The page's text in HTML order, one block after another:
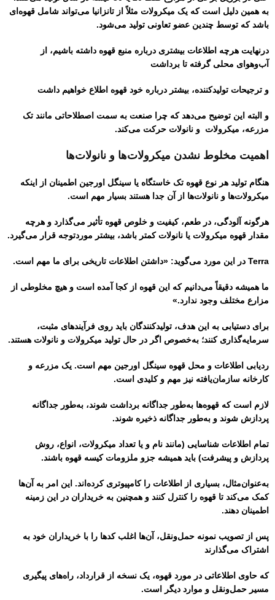
به همین دلیل است که یک میکرولات مثلاً از تانزانیا می‌تواند شامل قهوه‌ای
باشد که توسط چندین عضو تعاونی تولید می‌شود.
درنهایت هرچه اطلاعات بیشتری درباره منبع قهوه داشته باشیم، از
آب‌وهوای محلی گرفته تا برداشت
و ترجیحات تولیدکننده، بیشتر درباره خود قهوه اطلاع خواهیم داشت
و البته این توضیح می‌دهد که چرا صنعت به سمت اصطلاحاتی مانند تک
مزرعه، میکرولات و نانولات حرکت می‌کند.
اهمیت مخلوط نشدن میکرولات‌ها و نانولات‌ها
هنگام تولید هر نوع قهوه تک خاستگاه یا سینگل اورجین اطمینان از اینکه
میکرو‌لات‌ها و نانو‌لات‌ها از آن جدا هستند بسیار مهم است.
هرگونه آلودگی، در طعم، کیفیت و خلوص قهوه تأثیر می‌گذارد و هرچه
مقدار قهوه میکرو‌لات یا نانو‌لات کمتر باشد، بیشتر موردتوجه قرار می‌گیرد.
Terra در این مورد می‌گوید: «داشتن اطلاعات تاریخی برای ما مهم است.
ما همیشه دقیقاً می‌دانیم که این قهوه از کجا آمده است و هیچ مخلوطی از
مزارع مختلف وجود ندارد.»
برای دستیابی به این هدف، تولیدکنندگان باید روی فرآیندهای مثبت،
سرمایه‌گذاری کنند؛ به‌خصوص اگر در حال تولید میکرو‌لات و نانو‌لات هستند.
ردیابی اطلاعات و محل قهوه سینگل اورجین مهم است. یک مزرعه و
کارخانه سازمان‌یافته نیز مهم و کلیدی است.
لازم است که قهوه‌ها به‌طور جداگانه برداشت شوند، به‌طور جداگانه
پردازش شوند و به‌طور جداگانه ذخیره شوند.
تمام اطلاعات شناسایی (مانند نام و یا تعداد میکرو‌لات، انواع، روش
پردازش و پیشرفت) باید همیشه جزو ملزومات کیسه قهوه باشند.
به‌عنوان‌مثال، بسیاری از اطلاعات را کامپیوتری کرده‌اند. این امر به آن‌ها
کمک می‌کند تا قهوه را کنترل کنند و همچنین به خریداران در این زمینه
اطمینان دهند.
پس از تصویب نمونه حمل‌ونقل، آن‌ها اغلب کدها را با خریداران خود به
اشتراک می‌گذارند
که حاوی اطلاعاتی در مورد قهوه، یک نسخه از قرارداد، راه‌های پیگیری
مسیر حمل‌ونقل و موارد دیگر است.